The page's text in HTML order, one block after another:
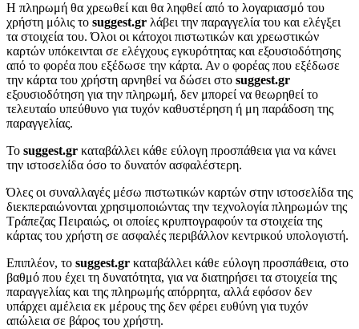
Η πληρωμή θα χρεωθεί και θα ληφθεί από το λογαριασμό του
χρήστη μόλις το suggest.gr λάβει την παραγγελία του και ελέγξει
τα στοιχεία του. Όλοι οι κάτοχοι πιστωτικών και χρεωστικών
καρτών υπόκεινται σε ελέγχους εγκυρότητας και εξουσιοδότησης
από το φορέα που εξέδωσε την κάρτα. Αν ο φορέας που εξέδωσε
την κάρτα του χρήστη αρνηθεί να δώσει στο suggest.gr
εξουσιοδότηση για την πληρωμή, δεν μπορεί να θεωρηθεί το
τελευταίο υπεύθυνο για τυχόν καθυστέρηση ή μη παράδοση της
παραγγελίας.
Το suggest.gr καταβάλλει κάθε εύλογη προσπάθεια για να κάνει
την ιστοσελίδα όσο το δυνατόν ασφαλέστερη.
Όλες οι συναλλαγές μέσω πιστωτικών καρτών στην ιστοσελίδα της
διεκπεραιώνονται χρησιμοποιώντας την τεχνολογία πληρωμών της
Τράπεζας Πειραιώς, οι οποίες κρυπτογραφούν τα στοιχεία της
κάρτας του χρήστη σε ασφαλές περιβάλλον κεντρικού υπολογιστή.
Επιπλέον, το suggest.gr καταβάλλει κάθε εύλογη προσπάθεια, στο
βαθμό που έχει τη δυνατότητα, για να διατηρήσει τα στοιχεία της
παραγγελίας και της πληρωμής απόρρητα, αλλά εφόσον δεν
υπάρχει αμέλεια εκ μέρους της δεν φέρει ευθύνη για τυχόν
απώλεια σε βάρος του χρήστη.